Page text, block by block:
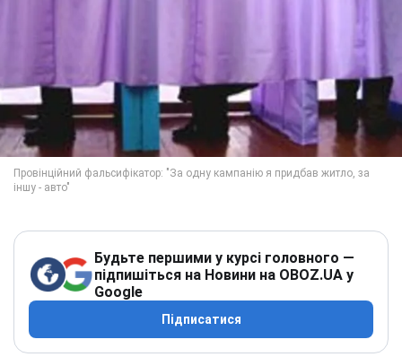
Будьте першими у курсі головного —
підпишіться на Новини на OBOZ.UA у
Google
Підписатися